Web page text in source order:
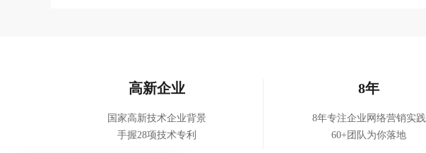
高新企业
国家高新技术企业背景
手握28项技术专利
8年
8年专注企业网络营销实践
60+团队为你落地